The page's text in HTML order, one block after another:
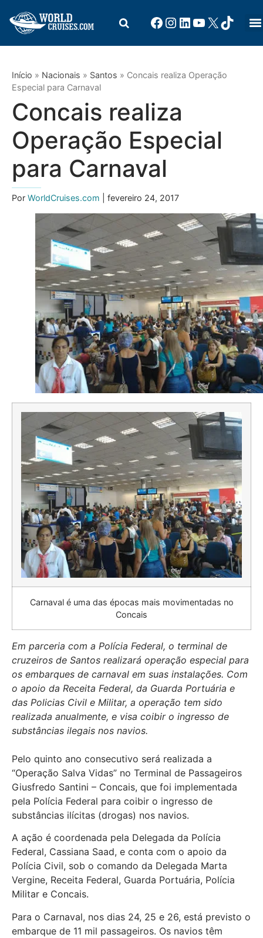
Início » Nacionais » Santos » Concais realiza Operação
Especial para Carnaval
Concais realiza
Operação Especial
para Carnaval
Por WorldCruises.com | fevereiro 24, 2017
Carnaval é uma das épocas mais movimentadas no
Concais
Em parceria com a Polícia Federal, o terminal de
cruzeiros de Santos realizará operação especial para
os embarques de carnaval em suas instalações. Com
o apoio da Receita Federal, da Guarda Portuária e
das Policias Civil e Militar, a operação tem sido
realizada anualmente, e visa coibir o ingresso de
substâncias ilegais nos navios.
Pelo quinto ano consecutivo será realizada a
“Operação Salva Vidas” no Terminal de Passageiros
Giusfredo Santini – Concais, que foi implementada
pela Polícia Federal para coibir o ingresso de
substâncias ilícitas (drogas) nos navios.
A ação é coordenada pela Delegada da Polícia
Federal, Cassiana Saad, e conta com o apoio da
Polícia Civil, sob o comando da Delegada Marta
Vergine, Receita Federal, Guarda Portuária, Polícia
Militar e Concais.
Para o Carnaval, nos dias 24, 25 e 26, está previsto o
embarque de 11 mil passageiros. Os navios têm